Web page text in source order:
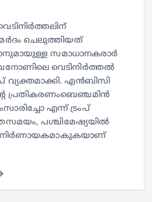
ചെലുത്തിയത്
സമാധാനകരാര്‍
വെടിനിര്‍ത്തല്‍
വ്യക്തമാക്കി. എന്‍ബിസി
പ്രതികരണംബെഞ്ചമിന്‍
എന്ന് ട്രംപ്
പശ്ചിമേഷ്യയില്‍
നിര്‍ണായകമാകുകയാണ്